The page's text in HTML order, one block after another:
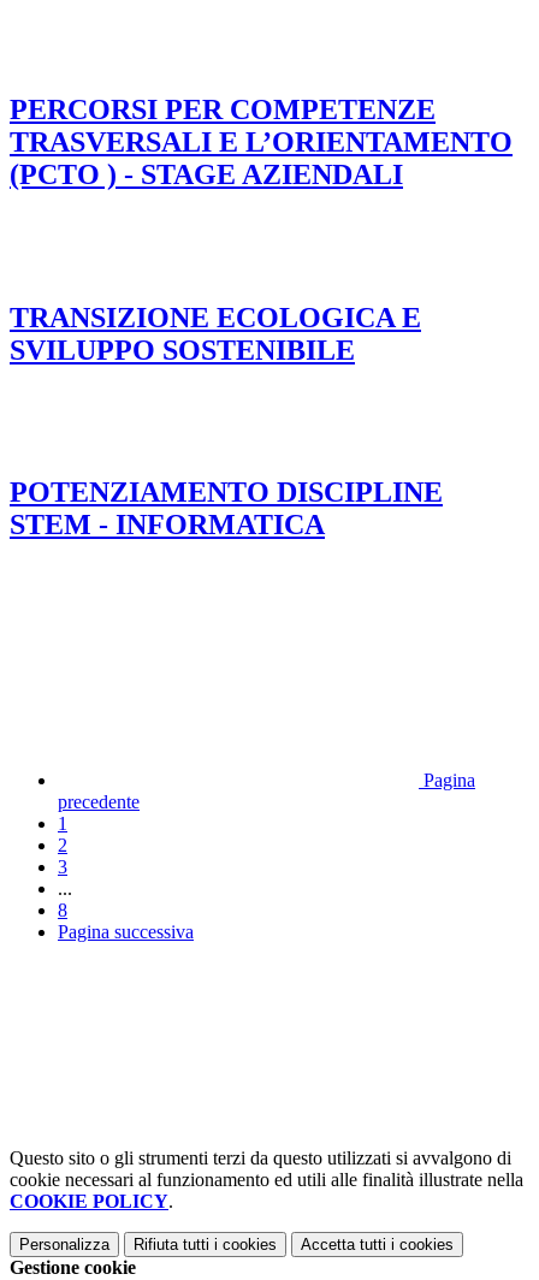
PERCORSI PER COMPETENZE
TRASVERSALI E L’ORIENTAMENTO
(PCTO ) - STAGE AZIENDALI
TRANSIZIONE ECOLOGICA E
SVILUPPO SOSTENIBILE
POTENZIAMENTO DISCIPLINE
STEM - INFORMATICA
Pagina
precedente
1
2
3
...
8
Pagina successiva
Questo sito o gli strumenti terzi da questo utilizzati si avvalgono di
cookie necessari al funzionamento ed utili alle finalità illustrate nella
COOKIE POLICY.
Personalizza Rifiuta tutti i cookies Accetta tutti i cookies
Gestione cookie